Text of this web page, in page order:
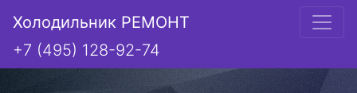
Холодильник РЕМОНТ
+7 (495) 128-92-74